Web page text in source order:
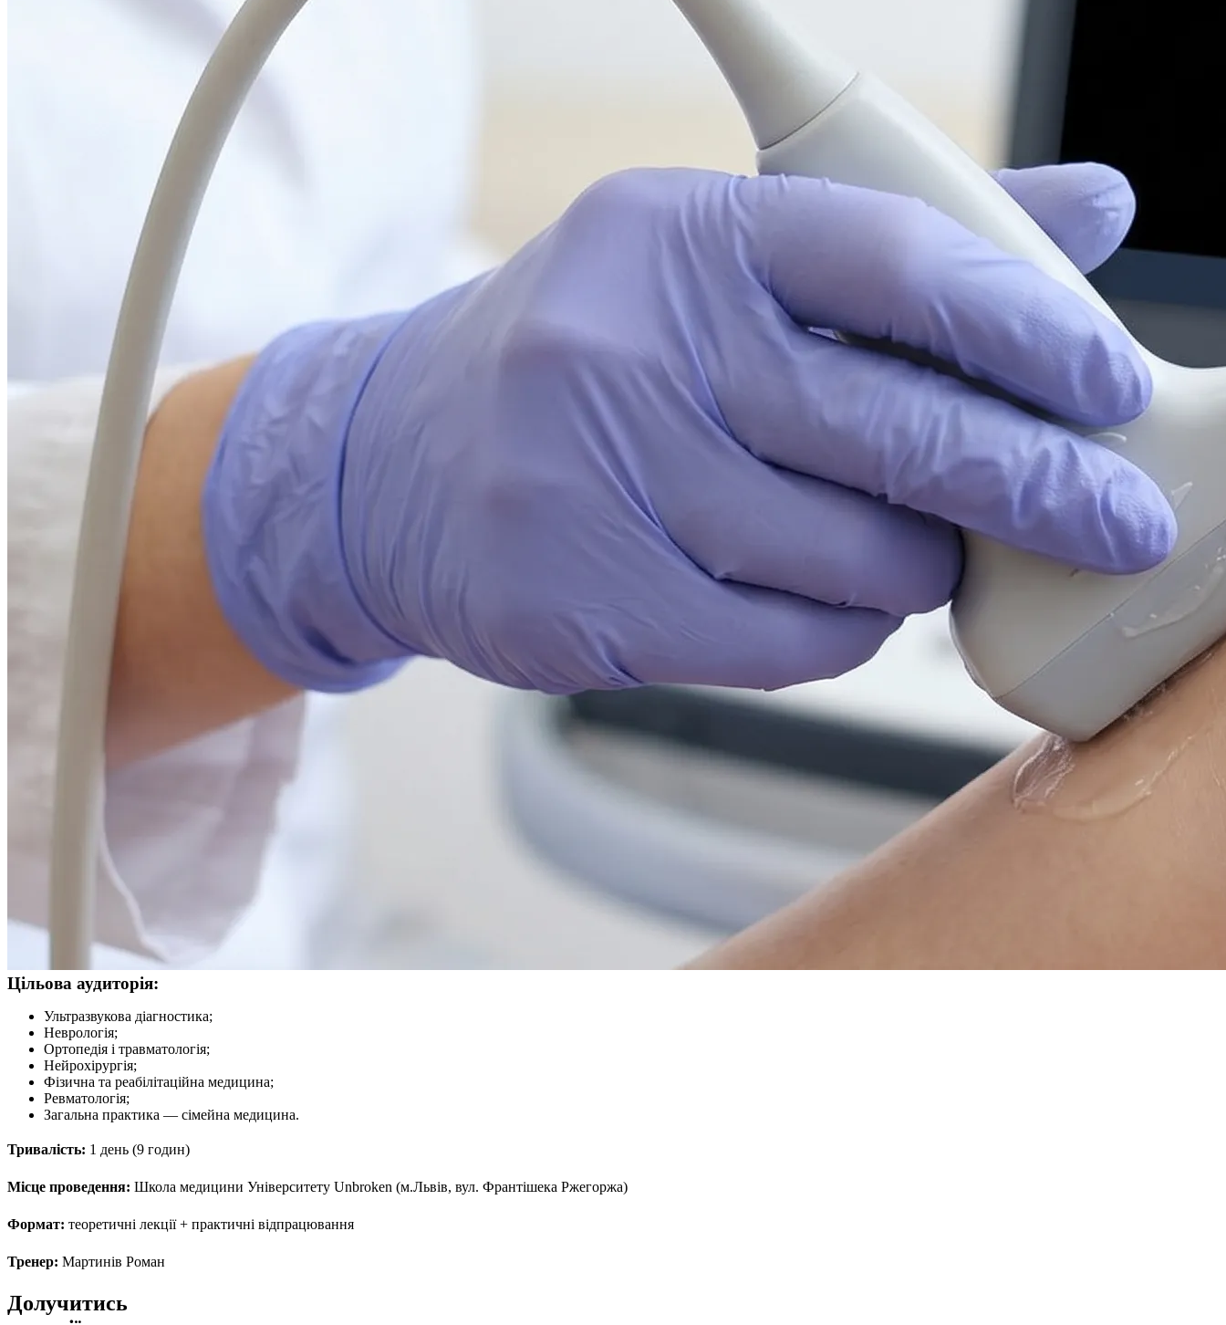
Цільова аудиторія:
Ультразвукова діагностика;
Неврологія;
Ортопедія і травматологія;
Нейрохірургія;
Фізична та реабілітаційна медицина;
Ревматологія;
Загальна практика — сімейна медицина.
Тривалість: 1 день (9 годин)
Місце проведення: Школа медицини Університету Unbroken (м.Львів, вул. Франтішека Ржегоржа)
Формат: теоретичні лекції + практичні відпрацювання
Тренер: Мартинів Роман
Долучитись